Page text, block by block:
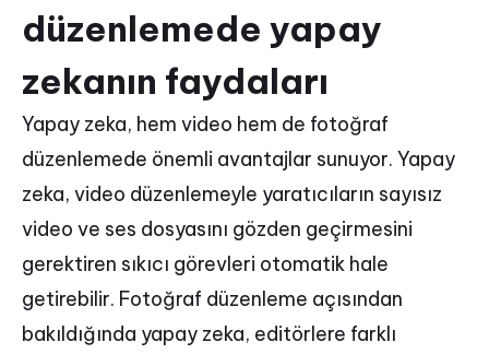
düzenlemede yapay
zekanın faydaları
Yapay zeka, hem video hem de fotoğraf
düzenlemede önemli avantajlar sunuyor. Yapay
zeka, video düzenlemeyle yaratıcıların sayısız
video ve ses dosyasını gözden geçirmesini
gerektiren sıkıcı görevleri otomatik hale
getirebilir. Fotoğraf düzenleme açısından
bakıldığında yapay zeka, editörlere farklı